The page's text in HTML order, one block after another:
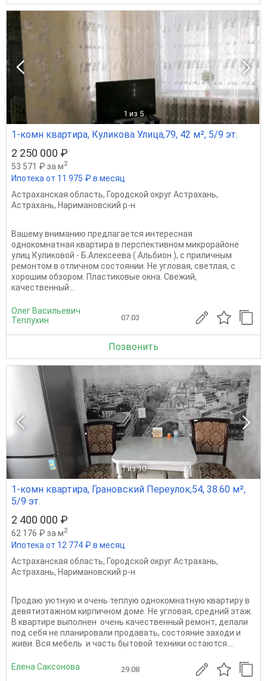
1 из 5
1-комн квартира, Куликова Улица,79, 42 м², 5/9 эт.
2 250 000 ₽
53 571 ₽ за м2
Ипотека от 11 975 ₽ в месяц
Астраханская область, Городской округ Астрахань,
Астрахань, Наримановский р-н
Вашему вниманию предлагается интересная
однокомнатная квартира в перспективном микрорайоне
улиц Куликовой - Б.Алексеева ( Альбион ), с приличным
ремонтом в отличном состоянии. Не угловая, светлая, с
хорошим обзором. Пластиковые окна. Свежий,
качественный...
Олег Васильевич
Теплухин
07.03
Позвонить
1 из 10
1-комн квартира, Грановский Переулок,54, 38.60 м²,
5/9 эт.
2 400 000 ₽
62 176 ₽ за м2
Ипотека от 12 774 ₽ в месяц
Астраханская область, Городской округ Астрахань,
Астрахань, Наримановский р-н
Продаю уютную и очень теплую однокомнатную квартиру в
девятиэтажном кирпичном доме. Не угловая, средний этаж.
В квартире выполнен очень качественный ремонт, делали
под себя не планировали продавать, состояние заходи и
живи. Вся мебель и часть бытовой техники остаются....
Елена Саксонова 29.08